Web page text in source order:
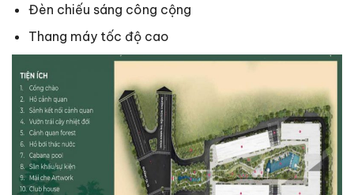
Đèn chiếu sáng công cộng
Thang máy tốc độ cao